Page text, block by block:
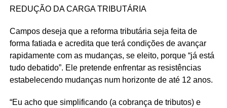
REDUÇÃO DA CARGA TRIBUTÁRIA
Campos deseja que a reforma tributária seja feita de
forma fatiada e acredita que terá condições de avançar
rapidamente com as mudanças, se eleito, porque “já está
tudo debatido”. Ele pretende enfrentar as resistências
estabelecendo mudanças num horizonte de até 12 anos.
“Eu acho que simplificando (a cobrança de tributos) e